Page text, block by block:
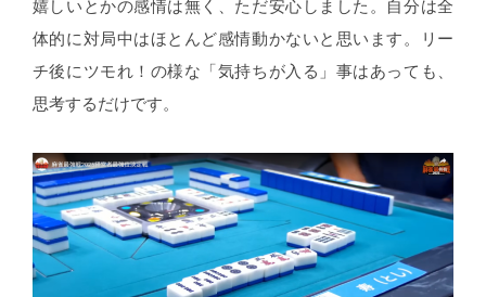
嬉しいとかの感情は無く、ただ安心しました。自分は全
体的に対局中はほとんど感情動かないと思います。リー
チ後にツモれ！の様な「気持ちが入る」事はあっても、
思考するだけです。